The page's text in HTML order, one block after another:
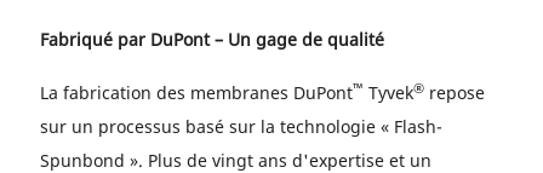
Fabriqué par DuPont – Un gage de qualité
La fabrication des membranes DuPont™ Tyvek® repose
sur un processus basé sur la technologie « Flash-
Spunbond ». Plus de vingt ans d'expertise et un